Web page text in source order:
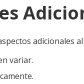
adicionales
variar.